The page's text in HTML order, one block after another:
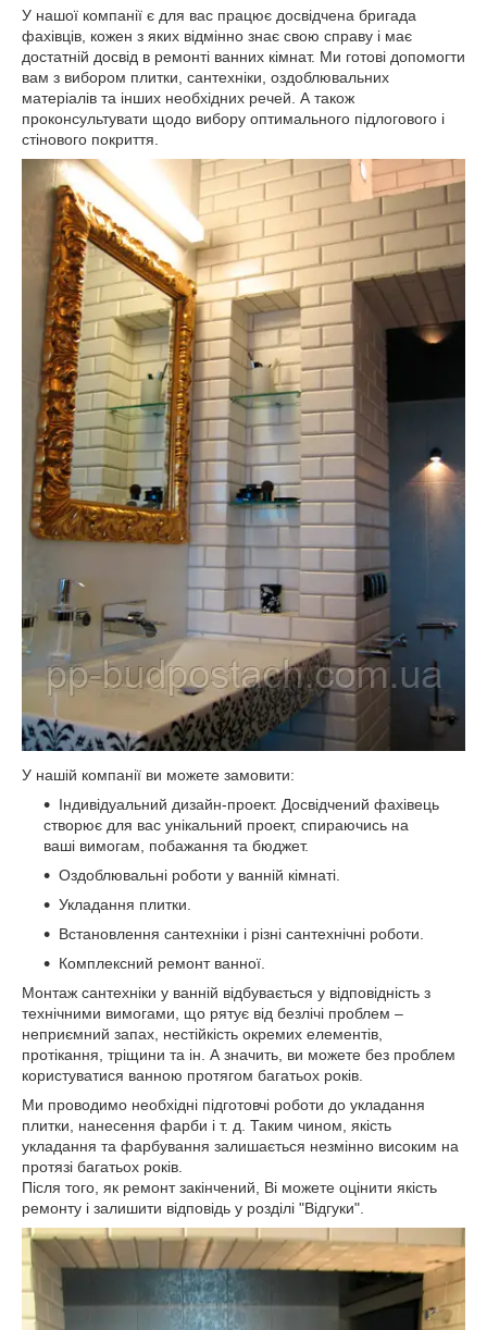
У нашої компанії є для вас працює досвідчена бригада
фахівців, кожен з яких відмінно знає свою справу і має
достатній досвід в ремонті ванних кімнат. Ми готові допомогти
вам з вибором плитки, сантехніки, оздоблювальних
матеріалів та інших необхідних речей. А також
проконсультувати щодо вибору оптимального підлогового і
стінового покриття.
У нашій компанії ви можете замовити:
Індивідуальний дизайн-проект. Досвідчений фахівець
створює для вас унікальний проект, спираючись на
ваші вимогам, побажання та бюджет.
Оздоблювальні роботи у ванній кімнаті.
Укладання плитки.
Встановлення сантехніки і різні сантехнічні роботи.
Комплексний ремонт ванної.
Монтаж сантехніки у ванній відбувається у відповідність з
технічними вимогами, що рятує від безлічі проблем –
неприємний запах, нестійкість окремих елементів,
протікання, тріщини та ін. А значить, ви можете без проблем
користуватися ванною протягом багатьох років.
Ми проводимо необхідні підготовчі роботи до укладання
плитки, нанесення фарби і т. д. Таким чином, якість
укладання та фарбування залишається незмінно високим на
протязі багатьох років.
Після того, як ремонт закінчений, Ві можете оцінити якість
ремонту і залишити відповідь у розділі "Відгуки".